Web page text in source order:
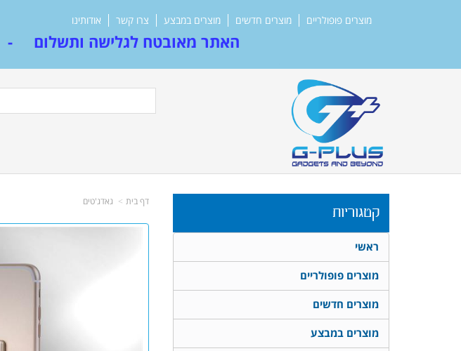
מוצרים פופולריים מוצרים חדשים מוצרים במבצע צרו קשר אודותינו
האתר מאובטח לגלישה ותשלום -
דף בית גאדג'טים
קטגוריות
ראשי
מוצרים פופולריים
מוצרים חדשים
מוצרים במבצע